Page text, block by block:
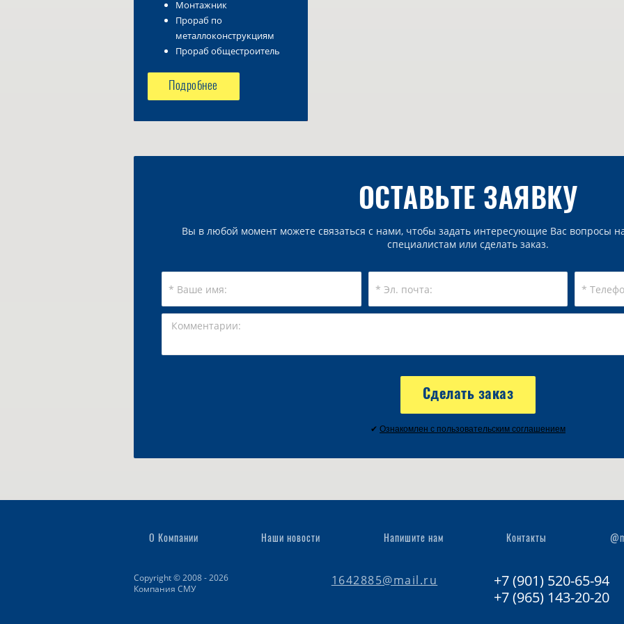
Монтажник
Прораб по
металлоконструкциям
Прораб общестроитель
Подробнее
ОСТАВЬТЕ ЗАЯВКУ
Вы в любой момент можете связаться с нами, чтобы задать интересующие Вас вопросы
специалистам или сделать заказ.
Сделать заказ
✔ Ознакомлен с пользовательским соглашением
О Компании Наши новости Напишите нам Контакты
Copyright © 2008 - 2026
Компания СМУ
1642885@mail.ru
+7 (901) 520-65-94
+7 (965) 143-20-20